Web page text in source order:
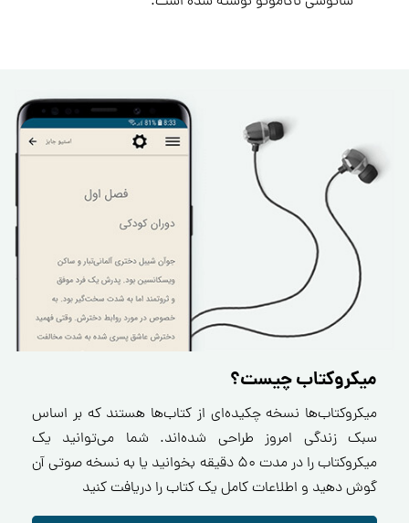
میکروکتاب چیست؟
میکروکتاب‌ها نسخه چکیده‌ای از کتاب‌ها هستند که بر اساس
سبک زندگی امروز طراحی شده‌اند. شما می‌توانید یک
میکروکتاب را در مدت ۵۰ دقیقه بخوانید یا به نسخه صوتی آن
گوش دهید و اطلاعات کامل یک کتاب را دریافت کنید